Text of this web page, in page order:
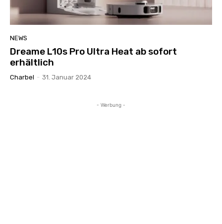
NEWS
Dreame L10s Pro Ultra Heat ab sofort
erhältlich
Charbel - 31. Januar 2024
- Werbung -